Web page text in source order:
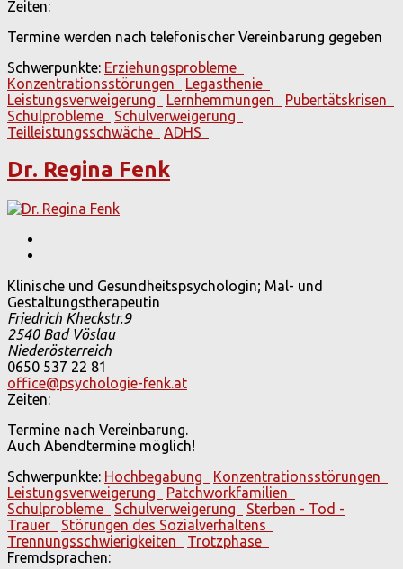
Zeiten:
Termine werden nach telefonischer Vereinbarung gegeben
Schwerpunkte: Erziehungsprobleme
Konzentrationsstörungen
Legasthenie
Leistungsverweigerung
Lernhemmungen
Pubertätskrisen
Schulprobleme
Schulverweigerung
Teilleistungsschwäche
ADHS
Dr. Regina Fenk
Klinische und Gesundheitspsychologin; Mal- und
Gestaltungstherapeutin
Friedrich Kheckstr.9
2540Bad Vöslau
Niederösterreich
0650 537 22 81
office@psychologie-fenk.at
Zeiten:
Termine nach Vereinbarung.
Auch Abendtermine möglich!
Schwerpunkte: Hochbegabung
Konzentrationsstörungen
Leistungsverweigerung
Patchworkfamilien
Schulprobleme
Schulverweigerung
Sterben - Tod -
Trauer
Störungen des Sozialverhaltens
Trennungsschwierigkeiten
Trotzphase
Fremdsprachen: